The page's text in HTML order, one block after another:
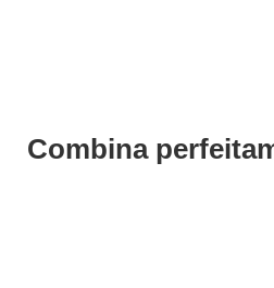
Combina